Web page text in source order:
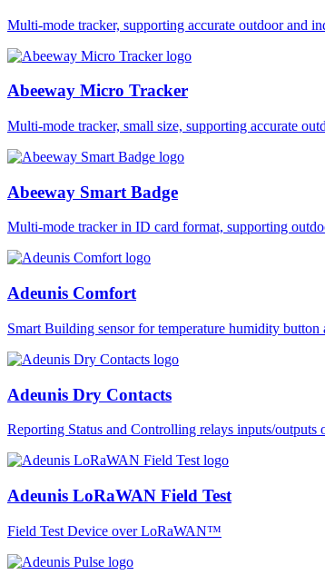
Multi-mode tracker, supporting accurate outdoor and
Abeeway Micro Tracker
Multi-mode tracker, small size, supporting accurate
Abeeway Smart Badge
Multi-mode tracker in ID card format, supporting
Adeunis Comfort
Smart Building sensor for temperature humidity
Adeunis Dry Contacts
Reporting Status and Controlling relays inputs/
Adeunis LoRaWAN Field Test
Field Test Device over LoRaWAN™